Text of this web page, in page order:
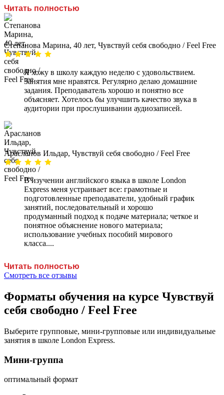
Читать полностью
Степанова Марина, 40 лет, Чувствуй себя свободно / Feel Free
Я хожу в школу каждую неделю с удовольствием.
Занятия мне нравятся. Регулярно делаю домашние
задания. Преподаватель хорошо и понятно все
объясняет. Хотелось бы улучшить качество звука в
аудитории при прослушивании аудиозаписей.
Арасланов Ильдар, Чувствуй себя свободно / Feel Free
В изучении английского языка в школе London
Express меня устраивает все: грамотные и
подготовленные преподаватели, удобный график
занятий, последовательный и хорошо
продуманный подход к подаче материала; четкое и
понятное объяснение нового материала;
использование учебных пособий мирового
класса....
Читать полностью
Смотреть все отзывы
Форматы обучения на курсе Чувствуй
себя свободно / Feel Free
Выберите групповые, мини-групповые или индивидуальные
занятия в школе London Express.
Мини-группа
оптимальный формат